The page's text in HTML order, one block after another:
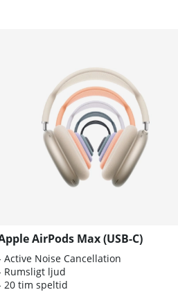
AirPods Max (USB-C)
Active Noise Cancellation
Rumsligt ljud
20 tim speltid